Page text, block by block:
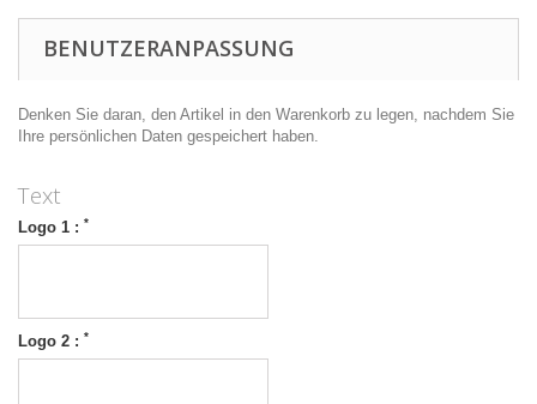
BENUTZERANPASSUNG
Denken Sie daran, den Artikel in den Warenkorb zu legen, nachdem Sie
Ihre persönlichen Daten gespeichert haben.
Text
Logo 1 : *
Logo 2 : *